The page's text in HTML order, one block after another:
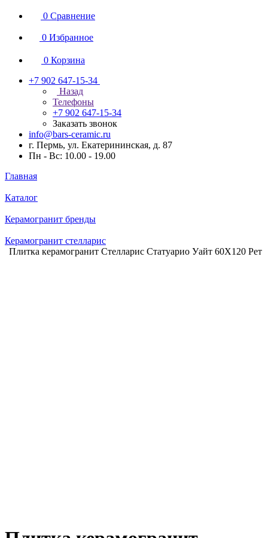
0 Сравнение
0 Избранное
0 Корзина
+7 902 647-15-34
Назад
Телефоны
+7 902 647-15-34
Заказать звонок
info@bars-ceramic.ru
г. Пермь, ул. Екатерининская, д. 87
Пн - Вс: 10.00 - 19.00
Главная
Каталог
Керамогранит бренды
Керамогранит стелларис
Плитка керамогранит Стелларис Статуарио Уайт 60X120 Рет